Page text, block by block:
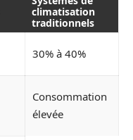
climatisation
traditionnels
30% à 40%
Consommation
élevée